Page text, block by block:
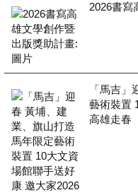
2026書寫
「馬吉
藝術裝置
高雄走春